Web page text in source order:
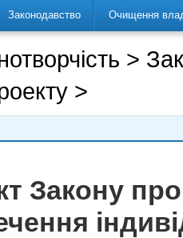
Законодавство Очищення
>
>
Закону